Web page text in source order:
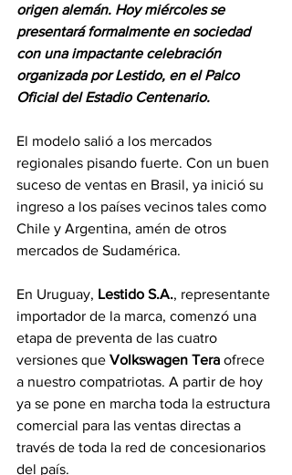
origen alemán. Hoy miércoles se
presentará formalmente en sociedad
con una impactante celebración
organizada por Lestido, en el Palco
Oficial del Estadio Centenario.
El modelo salió a los mercados
regionales pisando fuerte. Con un buen
suceso de ventas en Brasil, ya inició su
ingreso a los países vecinos tales como
Chile y Argentina, amén de otros
mercados de Sudamérica.
En Uruguay, Lestido S.A., representante
importador de la marca, comenzó una
etapa de preventa de las cuatro
versiones que Volkswagen Tera ofrece
a nuestro compatriotas. A partir de hoy
ya se pone en marcha toda la estructura
comercial para las ventas directas a
través de toda la red de concesionarios
del país.